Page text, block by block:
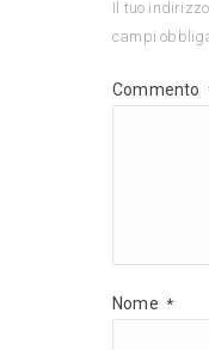
Il tuo
campi
Commento
Nome *